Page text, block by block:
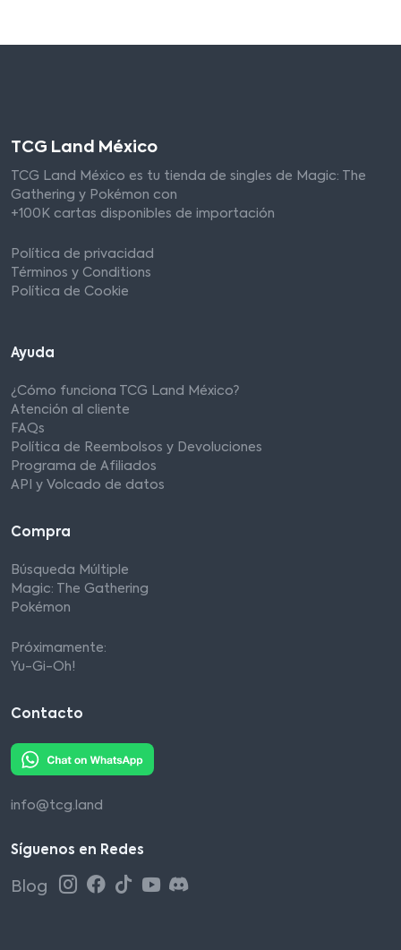
TCG Land México
TCG Land México es tu tienda de singles de Magic: The
Gathering y Pokémon con
+100K cartas disponibles de importación
Política de privacidad
Términos y Conditions
Política de Cookie
Ayuda
¿Cómo funciona TCG Land México?
Atención al cliente
FAQs
Política de Reembolsos y Devoluciones
Programa de Afiliados
API y Volcado de datos
Compra
Búsqueda Múltiple
Magic: The Gathering
Pokémon
Próximamente:
Yu-Gi-Oh!
Contacto
info@tcg.land
Síguenos en Redes
Blog